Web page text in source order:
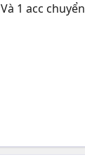
Và 1 acc